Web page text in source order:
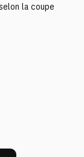
la coupe